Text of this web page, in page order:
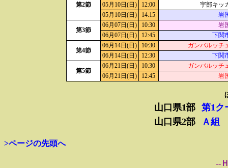
第2節
05月10日(日)
12:00
宇部キッ
05月10日(日)
14:15 岩
第3節
06月07日(日) 10:30
岩
06月07日(日)
12:45 下関
第4節
06月14日(日) 10:30
ガンバルッチ
06月14日(日)
12:30 下関
第5節
06月21日(日) 10:30
ガンバルッチ
06月21日(日)
12:45 岩
山口県1部
第1ク
山口県2部
Ａ組
>ページの先頭へ
--